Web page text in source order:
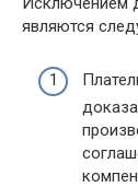
являются